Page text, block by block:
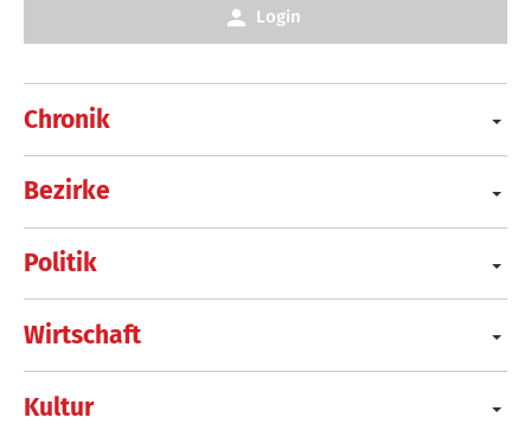
Chronik
Bezirke
Politik
Wirtschaft
Kultur
Login